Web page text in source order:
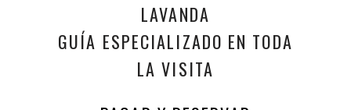
LAVANDA
GUÍA ESPECIALIZADO EN TODA
LA VISITA